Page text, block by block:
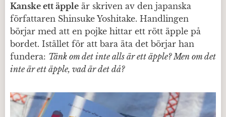
Kanske ett äpple är skriven av den japanska
författaren Shinsuke Yoshitake. Handlingen
börjar med att en pojke hittar ett rött äpple på
bordet. Istället för att bara äta det börjar han
fundera: Tänk om det inte alls är ett äpple? Men om det
inte är ett äpple, vad är det då?